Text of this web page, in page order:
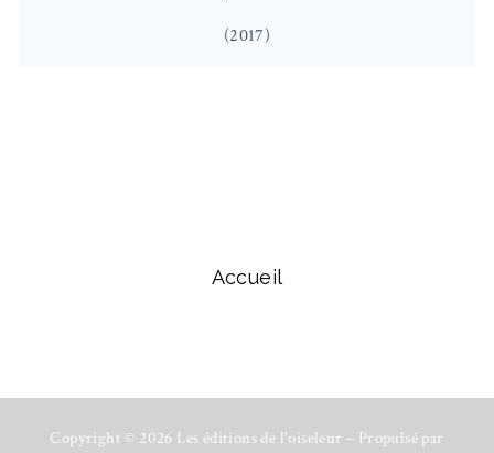
(2017)
Accueil
Copyright © 2026 Les éditions de l'oiseleur – Propulsé par